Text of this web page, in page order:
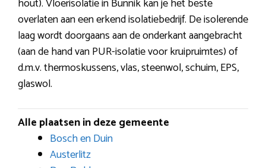
hout). Vloerisolatie in Bunnik kan je het beste
overlaten aan een erkend isolatiebedrijf. De isolerende
laag wordt doorgaans aan de onderkant aangebracht
(aan de hand van PUR-isolatie voor kruipruimtes) of
d.m.v. thermoskussens, vlas, steenwol, schuim, EPS,
glaswol.
Alle plaatsen in deze gemeente
Bosch en Duin
Austerlitz